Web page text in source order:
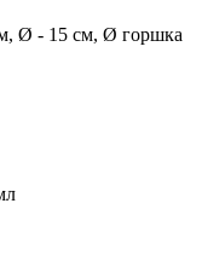
Ø - 15 см, Ø горшка